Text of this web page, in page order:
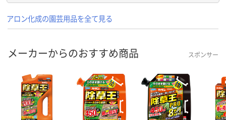
アロン化成の園芸用品を全て見る
メーカーからのおすすめ商品 スポンサー